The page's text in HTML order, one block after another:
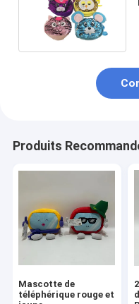
Produits
Mascotte de
téléphérique rouge et